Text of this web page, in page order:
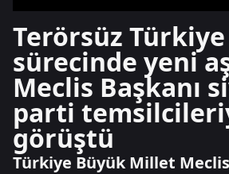
Terörsüz Türkiye
sürecinde yeni
Meclis Başkanı
parti
görüştü
Türkiye Büyük Millet